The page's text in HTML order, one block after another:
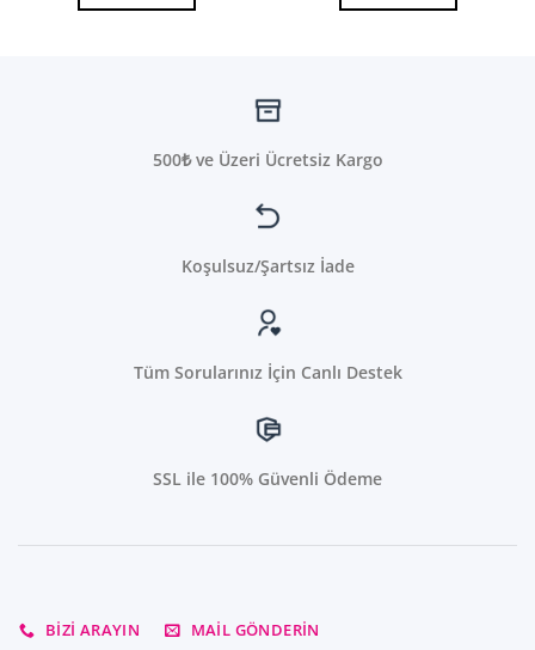
500₺ ve Üzeri Ücretsiz Kargo
Koşulsuz/Şartsız İade
Tüm Sorularınız İçin Canlı Destek
SSL ile 100% Güvenli Ödeme
BIZI ARAYIN MAIL GÖNDERIN